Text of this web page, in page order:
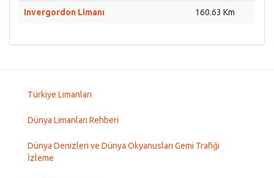
Invergordon Limanı 160.63 Km
Türkiye Limanları
Dünya Limanları Rehberi
Dünya Denizleri ve Dünya Okyanusları Gemi Trafiği
İzleme